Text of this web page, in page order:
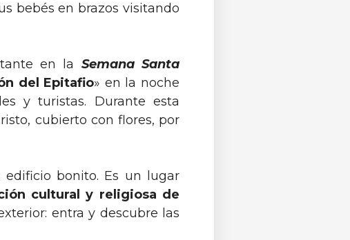
bebés en brazos visitando
en la Semana Santa
del Epitafio» en la noche
y turistas. Durante esta
cubierto con flores, por
bonito. Es un lugar
cultural y religiosa de
entra y descubre las